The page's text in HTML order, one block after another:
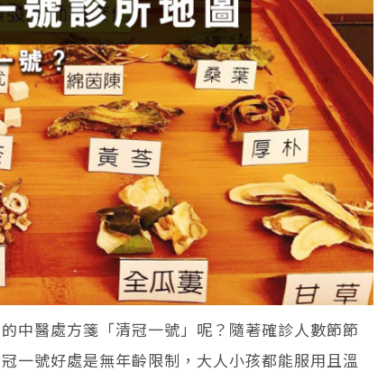
中醫處方箋「清冠一號」呢？隨著確診人數節節
一號好處是無年齡限制，大人小孩都能服用且溫